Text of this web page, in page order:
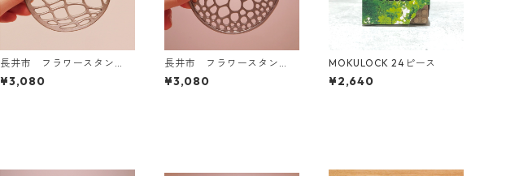
長井市 フラワースタン
ド 水面
¥3,080
長井市 フラワースタン
ド あやめの茎
¥3,080
MOKULOCK 24ピース
¥2,640